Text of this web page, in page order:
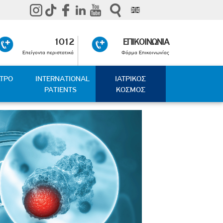
1012
Επείγοντα περιστατικά
ΕΠΙΚΟΙΝΩΝΙΑ
Φόρμα Επικοινωνίας
INTERNATIONAL
PATIENTS
ΙΑΤΡΙΚΟΣ
ΚΟΣΜΟΣ